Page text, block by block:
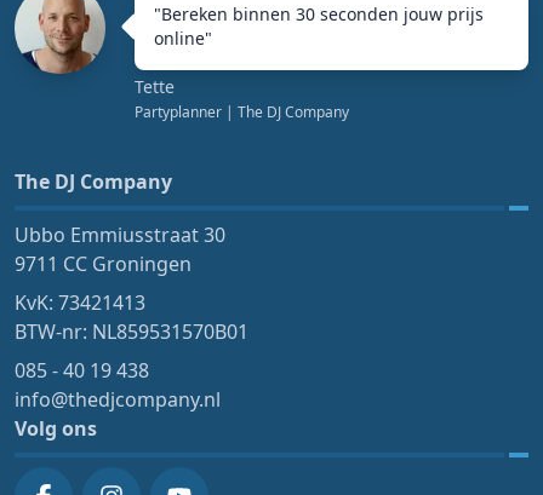
"Bereken binnen 30 seconden jouw prijs
online"
Tette
Partyplanner | The DJ Company
The DJ Company
Ubbo Emmiusstraat 30
9711 CC Groningen
KvK: 73421413
BTW-nr: NL859531570B01
085 - 40 19 438
info@thedjcompany.nl
Volg ons